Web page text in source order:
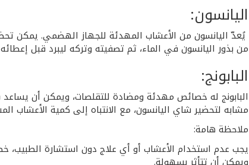
اليانسون:
يُعدّ اليانسون من الأعشاب المهدئة للجهاز الهضمي. يمكن
من بذور اليانسون في الماء، ثم تصفيته وتركه ليبرد قبل
البابونج:
البابونج له خصائص مهدئة ومضادة للتقلصات، ويمكن أن
مشابه لتحضير شاي اليانسون، مع الانتباه إلى كمية الأعشاب
ملاحظة هامة:
يجب عدم استخدام الأعشاب أو أي علاج دون استشارة